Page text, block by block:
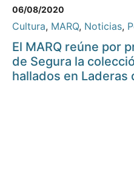
06/08/2020
Cultura, MARQ, Noticias,
El MARQ reúne por
de Segura la
hallados en Laderas